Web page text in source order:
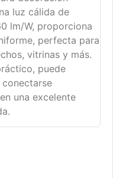
luz cálida de
lm/W, proporciona
perfecta para
vitrinas y más.
puede
una excelente